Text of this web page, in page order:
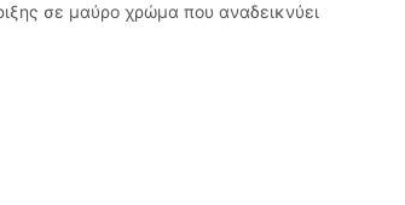
σε μαύρο χρώμα που αναδεικνύει